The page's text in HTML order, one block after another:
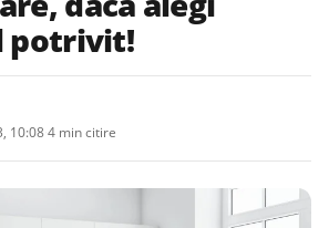
potrivit!
10:084 min citire